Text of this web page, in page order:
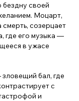
бездну своей
Моцарт,
смерть, созерцает
где его музыка —
в ужасе
бал, где
с
и